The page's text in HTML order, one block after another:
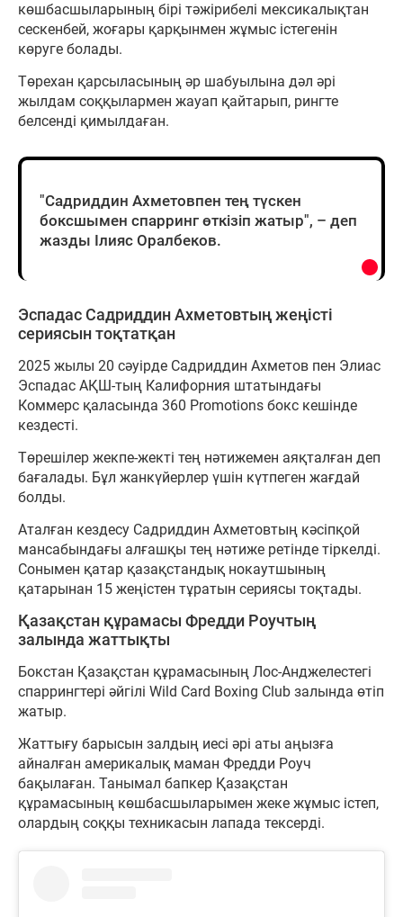
көшбасшыларының бірі тәжірибелі мексикалықтан
сескенбей, жоғары қарқынмен жұмыс істегенін
көруге болады.
Төрехан қарсыласының әр шабуылына дәл әрі
жылдам соққылармен жауап қайтарып, рингте
белсенді қимылдаған.
"Садриддин Ахметовпен тең түскен
боксшымен спарринг өткізіп жатыр", – деп
жазды Ілияс Оралбеков.
Эспадас Садриддин Ахметовтың жеңісті
сериясын тоқтатқан
2025 жылы 20 сәуірде Садриддин Ахметов пен Элиас
Эспадас АҚШ-тың Калифорния штатындағы
Коммерс қаласында 360 Promotions бокс кешінде
кездесті.
Төрешілер жекпе-жекті тең нәтижемен аяқталған деп
бағалады. Бұл жанкүйерлер үшін күтпеген жағдай
болды.
Аталған кездесу Садриддин Ахметовтың кәсіпқой
мансабындағы алғашқы тең нәтиже ретінде тіркелді.
Сонымен қатар қазақстандық нокаутшының
қатарынан 15 жеңістен тұратын сериясы тоқтады.
Қазақстан құрамасы Фредди Роучтың
залында жаттықты
Бокстан Қазақстан құрамасының Лос-Анджелестегі
спаррингтері әйгілі Wild Card Boxing Club залында өтіп
жатыр.
Жаттығу барысын залдың иесі әрі аты аңызға
айналған америкалық маман Фредди Роуч
бақылаған. Танымал бапкер Қазақстан
құрамасының көшбасшыларымен жеке жұмыс істеп,
олардың соққы техникасын лапада тексерді.